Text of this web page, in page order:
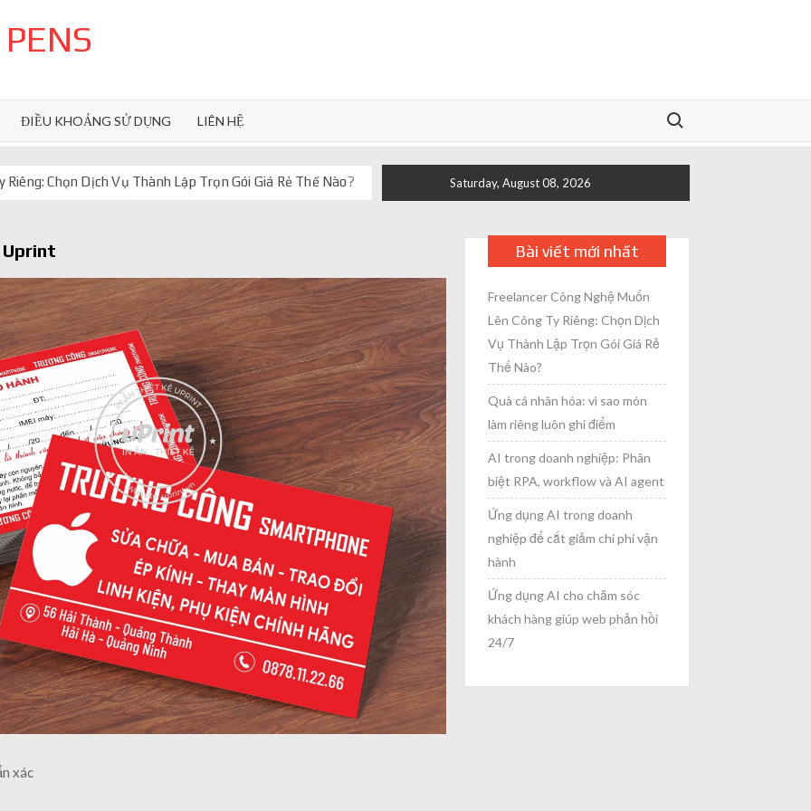
ĐIỀU KHOẢNG SỬ DỤNG LIÊN HỆ
Search for:
Chọn Dịch Vụ Thành Lập Trọn Gói Giá Rẻ Thế Nào?
và AI agent
web phản hồi 24/7
thống ra sao
Saturday, August 08, 2026
Uprint
xác
Bài viết mới nhất
Freelancer Công Nghệ Muốn
Lên Công Ty Riêng: Chọn Dịch
Vụ Thành Lập Trọn Gói Giá Rẻ
Thế Nào?
Quà cá nhân hóa: vì sao món
làm riêng luôn ghi điểm
AI trong doanh nghiệp: Phân
biệt RPA, workflow và AI agent
Ứng dụng AI trong doanh
nghiệp để cắt giảm chi phí vận
hành
Ứng dụng AI cho chăm sóc
khách hàng giúp web phản hồi
24/7